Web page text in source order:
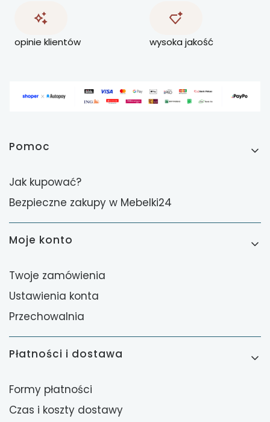
opinie klientów wysoka jakość
Linki w stopce
Pomoc
Jak kupować?
Bezpieczne zakupy w Mebelki24
Moje konto
Twoje zamówienia
Ustawienia konta
Przechowalnia
Płatności i dostawa
Formy płatności
Czas i koszty dostawy